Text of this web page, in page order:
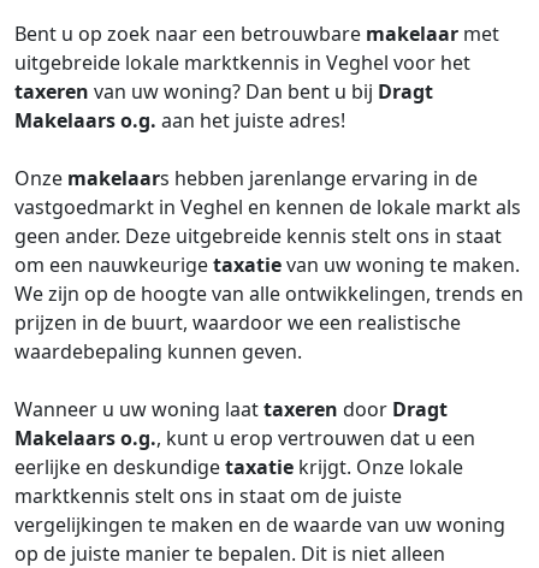
Bent u op zoek naar een betrouwbare makelaar met
uitgebreide lokale marktkennis in Veghel voor het
taxeren van uw woning? Dan bent u bij Dragt
Makelaars o.g. aan het juiste adres!
Onze makelaars hebben jarenlange ervaring in de
vastgoedmarkt in Veghel en kennen de lokale markt als
geen ander. Deze uitgebreide kennis stelt ons in staat
om een nauwkeurigetaxatievan uw woning te maken.
We zijn op de hoogte van alle ontwikkelingen, trends en
prijzen in de buurt, waardoor we een realistische
waardebepaling kunnen geven.
Wanneer u uw woning laattaxeren door Dragt
Makelaars o.g., kunt u erop vertrouwen dat u een
eerlijke en deskundigetaxatie krijgt. Onze lokale
marktkennis stelt ons in staat om de juiste
vergelijkingen te maken en de waarde van uw woning
op de juiste manier te bepalen. Dit is niet alleen